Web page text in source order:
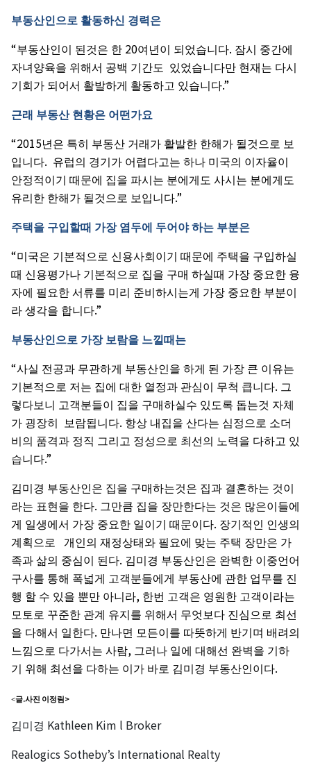
부동산인으로 활동하신 경력은
“부동산인이 된것은 한 20여년이 되었습니다. 잠시
중간에
자녀양육을 위해서 공백 기간도 있었습니다만 현재는 다시
기회가 되어서 활발하게 활동하고 있습니다.”
근래 부동산 현황은 어떤가요
“2015년은 특히 부동산 거래가 활발한 한해가 될것으로 보
입니다. 유럽의 경기가 어렵다고는 하나 미국의 이자율이
안정적이기
때문에 집을 파시는 분에게도 사시는 분에게도
유리한 한해가 될것으로 보입니다.”
주택을 구입할때 가장 염두에 두어야 하는 부분은
“미국은 기본적으로 신용사회이기 때문에 주택을 구입하실
때 신용평가나 기본적으로 집을 구매 하실때 가장 중요한 융
자에 필요한 서류를 미리 준비하시는게 가장 중요한 부분이
라 생각을 합니다.”
부동산인으로 가장 보람을 느낄때는
“사실 전공과 무관하게 부동산인을 하게 된 가장 큰 이유는
기본적으로 저는 집에 대한 열정과 관심이 무척 큽니다. 그
렇다보니
고객분들이 집을 구매하실수 있도록 돕는것 자체
가 굉장히 보람됩니다. 항상 내집을 산다는 심정으로 소더
비의 품격과 정직 그리고 정성으로 최선의 노력을 다하고 있
습니다.”
김미경 부동산인은 집을 구매하는것은 집과 결혼하는 것이
라는 표현을 한다. 그만큼 집을 장만한다는 것은 많은이들에
게 일생에서 가장 중요한 일이기 때문이다. 장기적인 인생의
계획으로
개인의 재정상태와 필요에 맞는 주택 장만은 가
족과 삶의 중심이 된다. 김미경 부동산인은 완벽한 이중언어
구사를 통해 폭넓게 고객분들에게 부동산에 관한 업무를 진
행 할 수 있을 뿐만 아니라, 한번 고객은 영원한 고객이라는
모토로 꾸준한 관계 유지를 위해서 무엇보다 진심으로 최선
을 다해서 일한다. 만나면 모든이를 따뜻하게 반기며 배려의
느낌으로 다가서는 사람, 그러나 일에 대해선 완벽을 기하
기
위해 최선을 다하는 이가 바로 김미경 부동산인이다.
<글.사진 이정림 >
김미경 Kathleen Kim l Broker
Realogics Sotheby’s International Realty